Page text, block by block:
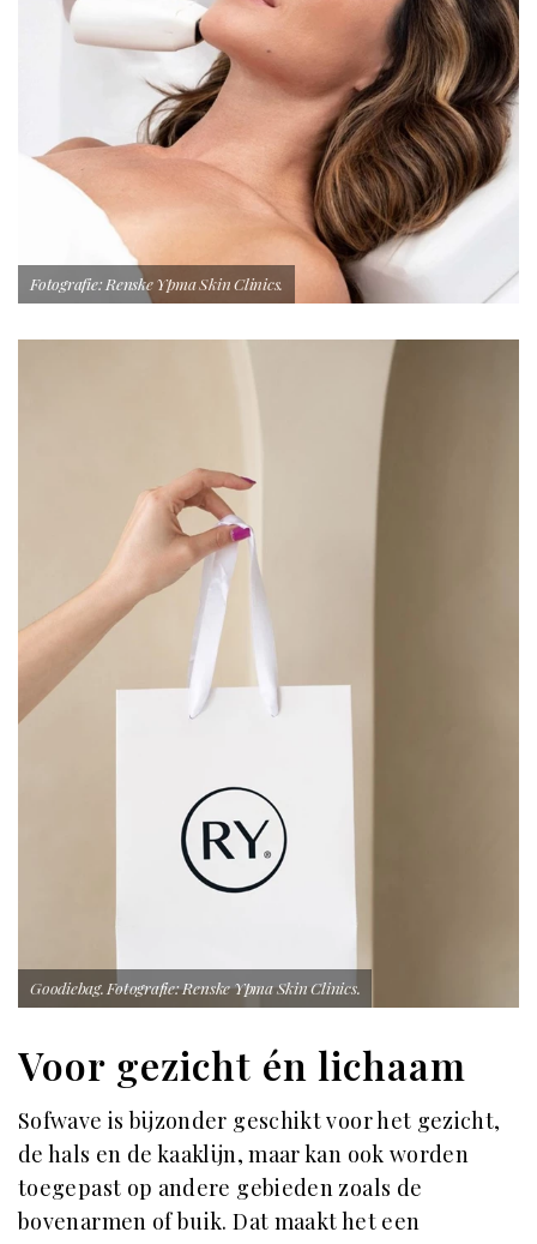
Fotografie: Renske Ypma Skin Clinics.
Goodiebag. Fotografie: Renske Ypma Skin Clinics.
Voor gezicht én lichaam
Sofwave is bijzonder geschikt voor het gezicht,
de hals en de kaaklijn, maar kan ook worden
toegepast op andere gebieden zoals de
bovenarmen of buik. Dat maakt het een